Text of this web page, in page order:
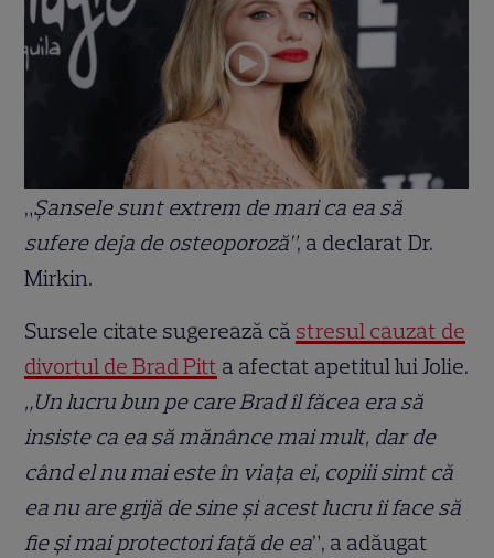
„Șansele sunt extrem de mari ca ea să
sufere deja de osteoporoză”, a declarat Dr.
Mirkin.
Sursele citate sugerează că stresul cauzat de
divorțul de Brad Pitt a afectat apetitul lui Jolie.
„Un lucru bun pe care Brad îl făcea era să
insiste ca ea să mănânce mai mult, dar de
când el nu mai este în viața ei, copiii simt că
ea nu are grijă de sine și acest lucru îi face să
fie și mai protectori față de ea”, a adăugat